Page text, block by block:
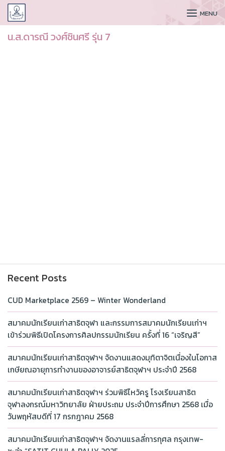
CUDAA MENU
น.ส.ดารณี วงศ์ชินศรี รุ่น 7
Recent Posts
CUD Marketplace 2569 – Winter Wonderland
สมาคมนักเรียนเก่าสาธิตจุฬา และกรรมการสมาคมนักเรียนเก่าฯ
เข้าร่วมพิธีเปิดโครงการศิลปกรรมนักเรียน ครั้งที่ 16 “เจริญสี”
สมาคมนักเรียนเก่าสาธิตจุฬาฯ จัดงานแสดงมุทิตาจิตเนื่องในโอกาส
เกษียณอายุการทำงานของอาจารย์สาธิตจุฬาฯ ประจำปี 2568
สมาคมนักเรียนเก่าสาธิตจุฬาฯ ร่วมพิธีไหว้ครู โรงเรียนสาธิต
จุฬาลงกรณ์มหาวิทยาลัย ฝ่ายประถม ประจำปีการศึกษา 2568 เมื่อ
วันพฤหัสบดีที่ 17 กรกฎาคม 2568
สมาคมนักเรียนเก่าสาธิตจุฬาฯ จัดงานแรลลี่การกุศล กรุงเทพ-